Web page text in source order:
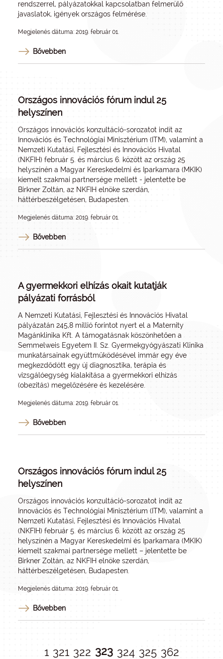
rendszerrel, pályázatokkal kapcsolatban felmerülő
javaslatok, igények országos felmérése.
Megjelenés dátuma: 2019. február 01.
Bővebben
Országos innovációs fórum indul 25
helyszínen
Országos innovációs konzultáció-sorozatot indít az
Innovációs és Technológiai Minisztérium (ITM), valamint a
Nemzeti Kutatási, Fejlesztési és Innovációs Hivatal
(NKFIH) február 5. és március 6. között az ország 25
helyszínén a Magyar Kereskedelmi és Iparkamara (MKIK)
kiemelt szakmai partnersége mellett - jelentette be
Birkner Zoltán, az NKFIH elnöke szerdán,
háttérbeszélgetésen, Budapesten.
Megjelenés dátuma: 2019. február 01.
Bővebben
A gyermekkori elhízás okait kutatják
pályázati forrásból
A Nemzeti Kutatási, Fejlesztési és Innovációs Hivatal
pályázatán 245,8 millió forintot nyert el a Maternity
Magánklinika Kft. A támogatásnak köszönhetően a
Semmelweis Egyetem II. Sz. Gyermekgyógyászati Klinika
munkatársainak együttműködésével immár egy éve
megkezdődött egy új diagnosztika, terápia és
vizsgálóegység kialakítása a gyermekkori elhízás
(obezitás) megelőzésére és kezelésére.
Megjelenés dátuma: 2019. február 01.
Bővebben
Országos innovációs fórum indul 25
helyszínen
Országos innovációs konzultáció-sorozatot indít az
Innovációs és Technológiai Minisztérium (ITM), valamint a
Nemzeti Kutatási, Fejlesztési és Innovációs Hivatal
(NKFIH) február 5. és március 6. között az ország 25
helyszínén a Magyar Kereskedelmi és Iparkamara (MKIK)
kiemelt szakmai partnersége mellett – jelentette be
Birkner Zoltán, az NKFIH elnöke szerdán,
háttérbeszélgetésen, Budapesten.
Megjelenés dátuma: 2019. február 01.
Bővebben
1 321 322 323 324 325 362